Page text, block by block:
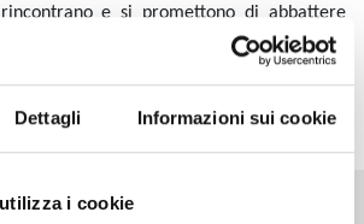
Dettagli Informazioni sui cookie
i cookie
e si promettono di abbattere
hiruko di cui Michika avverte la presenza.